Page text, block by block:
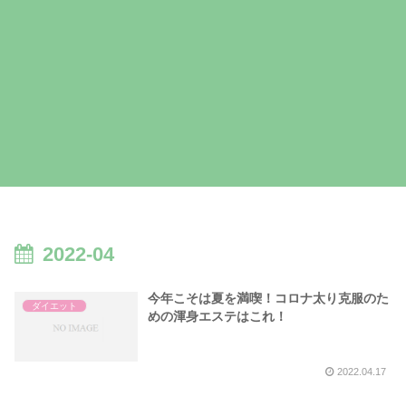
2022-04
ダイエット
今年こそは夏を満喫！コロナ太り克服のた
めの渾身エステはこれ！
2022.04.17